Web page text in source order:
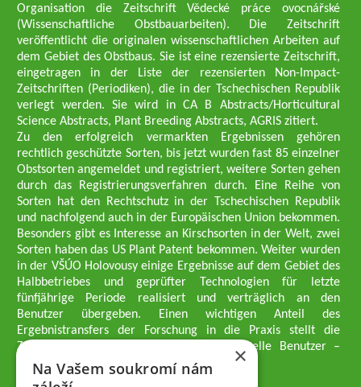
Organisation die Zeitschrift Vědecké práce ovocnářské
(Wissenschaftliche Obstbauarbeiten). Die Zeitschrift
veröffentlicht die originalen wissenschaftlichen Arbeiten auf
dem Gebiet des Obstbaus. Sie ist eine rezensierte Zeitschrift,
eingetragen in der Liste der rezensierten Non-Impact-
Zeitschriften (Periodiken), die in der Tschechischen Republik
verlegt werden. Sie wird in CA B Abstracts/Horticultural
Science Abstracts, Plant Breeding Abstracts, AGRIS zitiert.
Zu den erfolgreich vermarkten Ergebnissen gehören
rechtlich geschützte Sorten, bis jetzt wurden fast 85 einzelner
Obstsorten angemeldet und registriert, weitere Sorten gehen
durch das Registrierungsverfahren durch. Eine Reihe von
Sorten hat den Rechtschutz in der Tschechischen Republik
und nachfolgend auch in der Europäischen Union bekommen.
Besonders gibt es Interesse an Kirschsorten in der Welt, zwei
Sorten haben das US Plant Patent bekommen. Weiter wurden
in der VŠÚO Holovousy einige Ergebnisse auf dem Gebiet des
Halbbetriebes und geprüfter Technologien für letzte
fünfjährige Periode realisiert und verträglich an den
Benutzer übergeben. Einen wichtigen Anteil des
Ergebnistransfers der Forschung in die Praxis stellt die
Züchtungsmethodik dar, die an professionelle Benutzer –
professionelle Obstzüchter übergeben wird.
Geschäftsführer der Gesellschaft
×
Na Vašem soukromí nám